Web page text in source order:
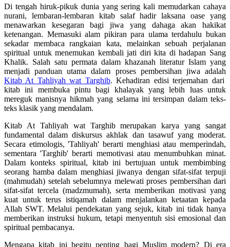
Di tengah hiruk-pikuk dunia yang sering kali memudarkan cahaya
nurani, lembaran-lembaran kitab salaf hadir laksana oase yang
menawarkan kesegaran bagi jiwa yang dahaga akan hakikat
ketenangan. Memasuki alam pikiran para ulama terdahulu bukan
sekadar membaca rangkaian kata, melainkan sebuah perjalanan
spiritual untuk menemukan kembali jati diri kita di hadapan Sang
Khalik. Salah satu permata dalam khazanah literatur Islam yang
menjadi panduan utama dalam proses pembersihan jiwa adalah
Kitab At Tahliyah wat Targhib. Kehadiran edisi terjemahan dari
kitab ini membuka pintu bagi khalayak yang lebih luas untuk
mereguk manisnya hikmah yang selama ini tersimpan dalam teks-
teks klasik yang mendalam.
Kitab At Tahliyah wat Targhib merupakan karya yang sangat
fundamental dalam diskursus akhlak dan tasawuf yang moderat.
Secara etimologis, 'Tahliyah' berarti menghiasi atau memperindah,
sementara 'Targhib' berarti memotivasi atau menumbuhkan minat.
Dalam konteks spiritual, kitab ini bertujuan untuk membimbing
seorang hamba dalam menghiasi jiwanya dengan sifat-sifat terpuji
(mahmudah) setelah sebelumnya melewati proses pembersihan dari
sifat-sifat tercela (madzmumah), serta memberikan motivasi yang
kuat untuk terus istiqamah dalam menjalankan ketaatan kepada
Allah SWT. Melalui pendekatan yang sejuk, kitab ini tidak hanya
memberikan instruksi hukum, tetapi menyentuh sisi emosional dan
spiritual pembacanya.
Mengapa kitab ini begitu penting bagi Muslim modern? Di era